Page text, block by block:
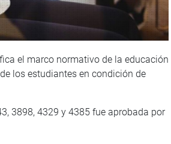
el marco normativo de la educación
los estudiantes en condición de
3898, 4329 y 4385 fue aprobada por